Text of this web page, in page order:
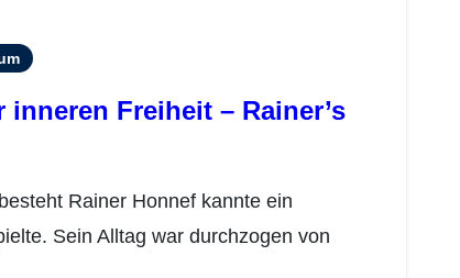
Freiheit – Rainer’s
Sein Alltag war durchzogen von